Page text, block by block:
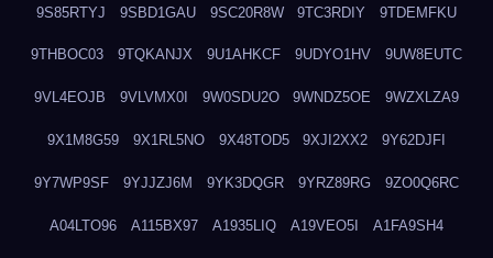
9S85RTYJ 9SBD1GAU 9SC20R8W 9TC3RDIY 9TDEMFKU
9THBOC03 9TQKANJX 9U1AHKCF 9UDYO1HV 9UW8EUTC
9VL4EOJB 9VLVMX0I 9W0SDU2O 9WNDZ5OE 9WZXLZA9
9X1M8G59 9X1RL5NO 9X48TOD5 9XJI2XX2 9Y62DJFI
9Y7WP9SF 9YJJZJ6M 9YK3DQGR 9YRZ89RG 9ZO0Q6RC
A04LTO96 A115BX97 A1935LIQ A19VEO5I A1FA9SH4